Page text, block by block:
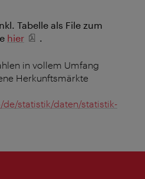
Tabelle als File zum
hier .
in vollem Umfang
Herkunftsmärkte
de/statistik/daten/statistik-